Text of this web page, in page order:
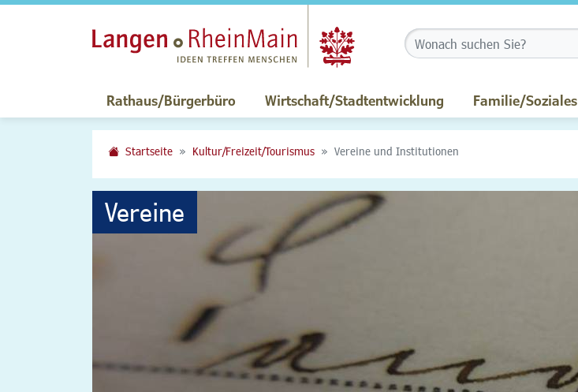
Rathaus/Bürgerbüro Wirtschaft/Stadtentwicklung Familie/Soziales
Startseite Kultur/Freizeit/Tourismus Vereine und Institutionen
Vereine